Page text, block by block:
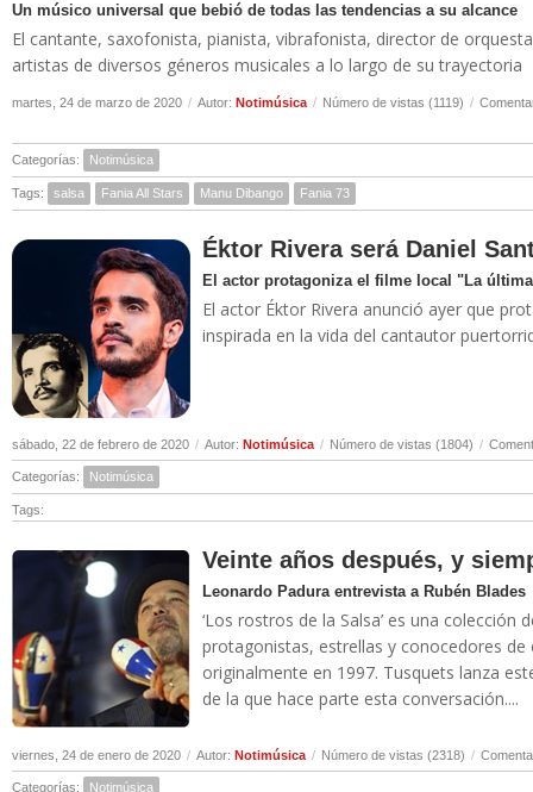
Un músico universal que bebió de todas las tendencias a su alcance
El cantante, saxofonista, pianista, vibrafonista, director de
artistas de diversos géneros musicales a lo largo de su trayectoria
martes, 24 de marzo de 2020 / Autor: Notimúsica / Número de vistas (1119) /
Categorías: Notimúsica
Tags: salsa Fania All Stars Manu Dibango Fania 73
Éktor Rivera será Daniel
El actor protagoniza el filme local "La
El actor Éktor Rivera anunció ayer que
inspirada en la vida del cantautor
sábado, 22 de febrero de 2020 / Autor: Notimúsica / Número de vistas (1804) /
Categorías: Notimúsica
Tags:
Veinte años después, y
Leonardo Padura entrevista a Rubén Blades
‘Los rostros de la Salsa’ es una colección
protagonistas, estrellas y conocedores
originalmente en 1997. Tusquets lanza
de la que hace parte esta conversación....
viernes, 24 de enero de 2020 / Autor: Notimúsica / Número de vistas (2318) /
Categorías: Notimúsica